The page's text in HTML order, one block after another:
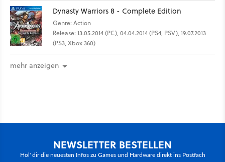
Dynasty Warriors 8 - Complete Edition
Genre: Action
Release: 13.05.2014 (PC), 04.04.2014 (PS4, PSV), 19.07.2013
(PS3, Xbox 360)
mehr anzeigen
NEWSLETTER BESTELLEN
Hol' dir die neuesten Infos zu Games und Hardware direkt ins Postfach